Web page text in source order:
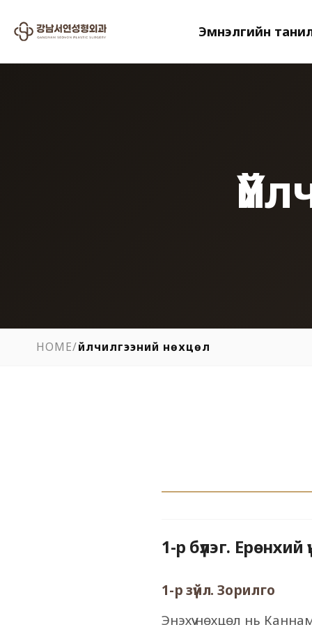
Эмнэлгийн
HOME/Үйлчилгээний нөхцөл
1-р бүлэг. Ерөнхий
1-р зүйл. Зорилго
Энэхүү нөхцөл нь